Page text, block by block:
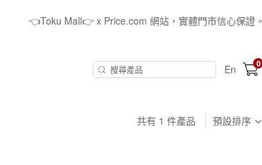
👈Toku Mall👉 x Price.com 網站，實體門市信心保證。
En 0
共有 1 件產品 預設排序